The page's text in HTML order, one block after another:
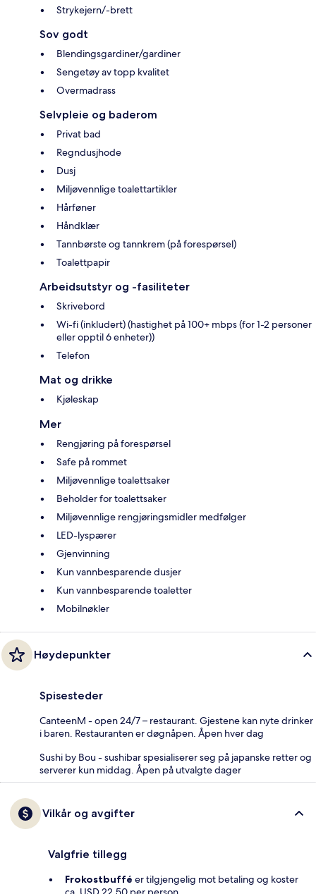
Strykejern/-brett
Sov godt
Blendingsgardiner/gardiner
Sengetøy av topp kvalitet
Overmadrass
Selvpleie og baderom
Privat bad
Regndusjhode
Dusj
Miljøvennlige toalettartikler
Hårføner
Håndklær
Tannbørste og tannkrem (på forespørsel)
Toalettpapir
Arbeidsutstyr og -fasiliteter
Skrivebord
Wi-fi (inkludert) (hastighet på 100+ mbps (for 1-2 personer
eller opptil 6 enheter))
Telefon
Mat og drikke
Kjøleskap
Mer
Rengjøring på forespørsel
Safe på rommet
Miljøvennlige toalettsaker
Beholder for toalettsaker
Miljøvennlige rengjøringsmidler medfølger
LED-lyspærer
Gjenvinning
Kun vannbesparende dusjer
Kun vannbesparende toaletter
Mobilnøkler
Høydepunkter
Spisesteder
CanteenM - open 24/7 – restaurant. Gjestene kan nyte drinker
i baren. Restauranten er døgnåpen. Åpen hver dag
Sushi by Bou - sushibar spesialiserer seg på japanske retter og
serverer kun middag. Åpen på utvalgte dager
Vilkår og avgifter
Valgfrie tillegg
Frokostbuffé er tilgjengelig mot betaling og koster